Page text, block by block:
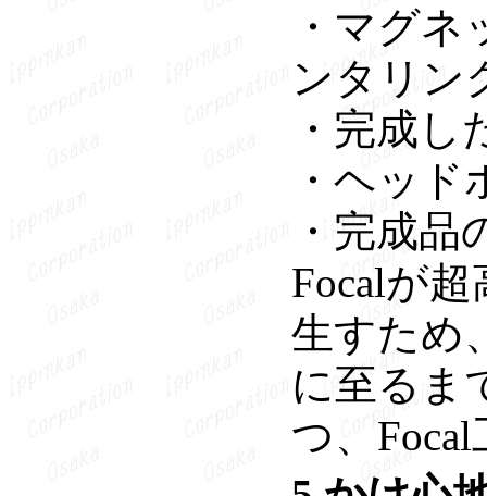
・マグ
ンタリン
・完成
・ヘッ
・完成品
Focalが
生すため
に至るま
つ、